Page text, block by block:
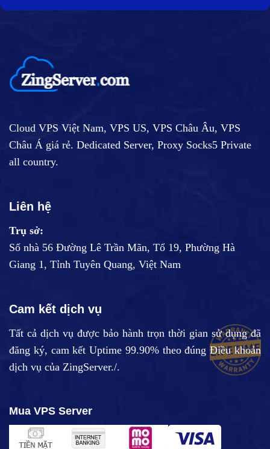
Cloud VPS Việt Nam, VPS US, VPS Châu Âu, VPS
Châu Á giá rẻ. Dedicated Server, Proxy Socks5 Private
all country.
Liên hệ
Trụ sở:
Số nhà 56 Đường Lê Trần Mãn, Tổ 19, Phường Hà
Giang 1, Tỉnh Tuyên Quang, Việt Nam
Cam kết dịch vụ
Tất cả dịch vụ được bảo hành trọn thời gian sử dụng đã
đăng ký, cam kết Uptime 99.90% theo đúngĐiều khoản
dịch vụ của ZingServer./.
Mua VPS Server